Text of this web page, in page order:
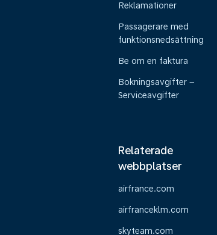
Reklamationer
Passagerare med
funktionsnedsättning
Be om en faktura
Bokningsavgifter –
Serviceavgifter
Relaterade
webbplatser
airfrance.com
airfranceklm.com
skyteam.com